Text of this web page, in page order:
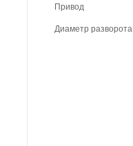
Привод
Диаметр разворота